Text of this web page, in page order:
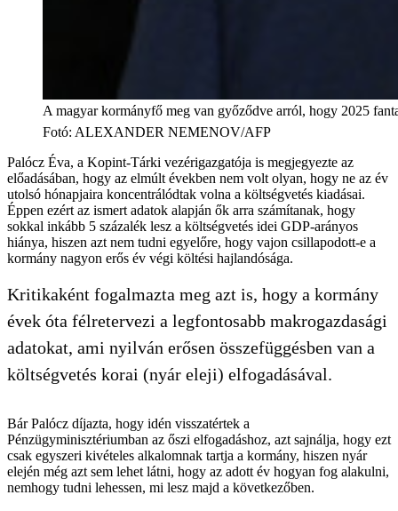
A magyar kormányfő meg van győződve arról, hogy 2025
Fotó: ALEXANDER NEMENOV/AFP
Palócz Éva, a Kopint-Tárki vezérigazgatója is megjegyezte az
előadásában, hogy az elmúlt években nem volt olyan, hogy ne az év
utolsó hónapjaira koncentrálódtak volna a költségvetés kiadásai.
Éppen ezért az ismert adatok alapján ők arra számítanak, hogy
sokkal inkább 5 százalék lesz a költségvetés idei GDP-arányos
hiánya, hiszen azt nem tudni egyelőre, hogy vajon csillapodott-e a
kormány nagyon erős év végi költési hajlandósága.
Kritikaként fogalmazta meg azt is, hogy a kormány
évek óta félretervezi a legfontosabb makrogazdasági
adatokat, ami nyilván erősen összefüggésben van a
költségvetés korai (nyár eleji) elfogadásával.
Bár Palócz díjazta, hogy idén visszatértek a
Pénzügyminisztériumban az őszi elfogadáshoz, azt sajnálja, hogy ezt
csak egyszeri kivételes alkalomnak tartja a kormány, hiszen nyár
elején még azt sem lehet látni, hogy az adott év hogyan fog alakulni,
nemhogy tudni lehessen, mi lesz majd a következőben.